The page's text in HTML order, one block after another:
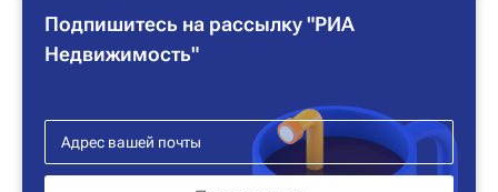
Подпишитесь на рассылку "РИА
Недвижимость"